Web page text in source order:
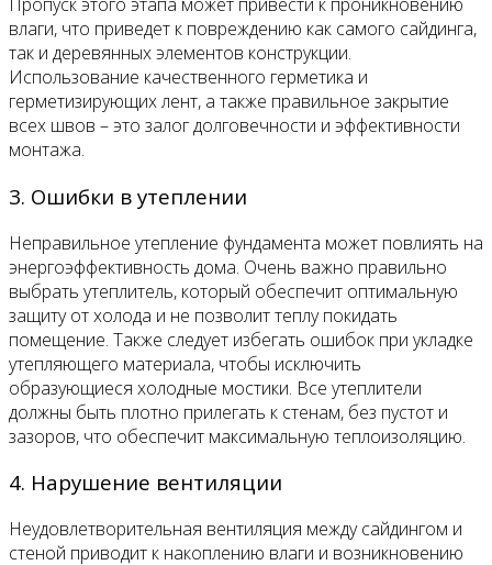
влаги, что приведет к повреждению как самого сайдинга,
так и деревянных элементов конструкции.
Использование качественного герметика и
герметизирующих лент, а также правильное закрытие
всех швов – это залог долговечности и эффективности
монтажа.
3. Ошибки в утеплении
Неправильное утепление фундамента может повлиять на
энергоэффективность дома. Очень важно правильно
выбрать утеплитель, который обеспечит оптимальную
защиту от холода и не позволит теплу покидать
помещение. Также следует избегать ошибок при укладке
утепляющего материала, чтобы исключить
образующиеся холодные мостики. Все утеплители
должны быть плотно прилегать к стенам, без пустот и
зазоров, что обеспечит максимальную теплоизоляцию.
4. Нарушение вентиляции
Неудовлетворительная вентиляция между сайдингом и
стеной приводит к накоплению влаги и возникновению